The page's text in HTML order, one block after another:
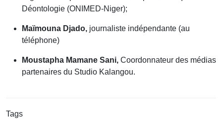
Déontologie (ONIMED-Niger);
Maïmouna Djado, journaliste indépendante (au
téléphone)
Moustapha Mamane Sani, Coordonnateur des médias
partenaires du Studio Kalangou.
Tags